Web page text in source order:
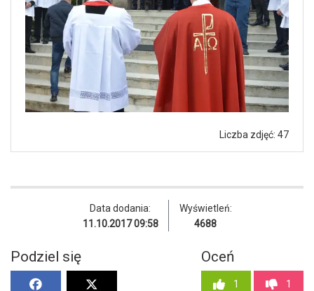
Liczba zdjęć: 47
Data dodania:
11.10.2017 09:58
Wyświetleń:
4688
Podziel się Oceń
1 1